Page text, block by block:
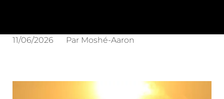
11/06/2026 Par Moshé-Aaron